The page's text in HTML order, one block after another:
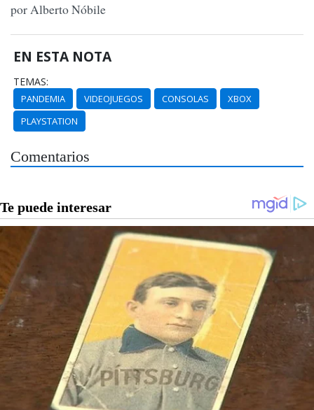
por Alberto Nóbile
EN ESTA NOTA
TEMAS:
PANDEMIA VIDEOJUEGOS CONSOLAS
XBOX
PLAYSTATION
Comentarios